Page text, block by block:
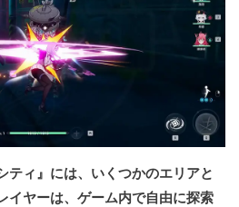
ティ』には、いくつかのエリアと
イヤーは、ゲーム内で自由に探索